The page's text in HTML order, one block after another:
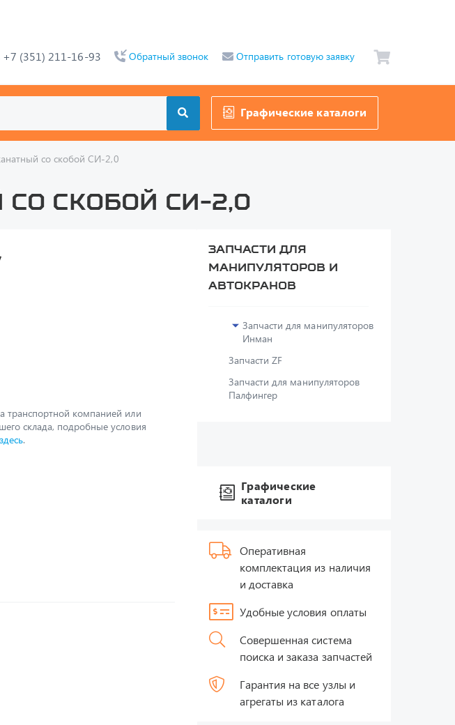
+7 (351) 211-16-93 Обратный звонок Отправить готовую заявку
Графические каталоги
со скобой СИ-2,0
скобой СИ-2,0
транспортной компанией или
склада, подробные условия
здесь.
Запчасти для
манипуляторов и
автокранов
Запчасти для манипуляторов
Инман
Запчасти ZF
Запчасти для манипуляторов
Палфингер
Графические
каталоги
Оперативная
комплектация из наличия
и доставка
Удобные условия оплаты
Совершенная система
поиска и заказа запчастей
Гарантия на все узлы и
агрегаты из каталога